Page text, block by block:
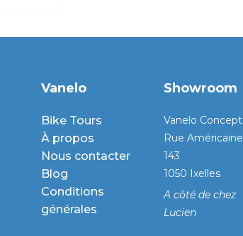
Vanelo
Bike Tours
À propos
Nous contacter
Blog
Conditions
générales
Showroom
Vanelo Concept
Rue Américaine
143
1050 Ixelles
A côté de chez
Lucien